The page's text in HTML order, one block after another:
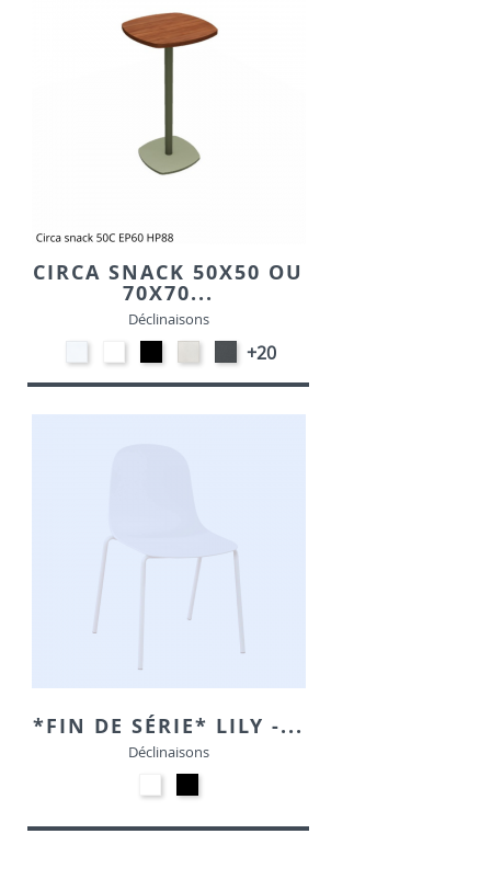
CIRCA SNACK 50X50 OU
70X70...
Déclinaisons
HP90
-
BLANC
BLANC
-
NOIR
STRATIFIE
HP93
-
CRAIE
EP72
-
GRAPHITE
+20
*FIN DE SÉRIE* LILY -...
Déclinaisons